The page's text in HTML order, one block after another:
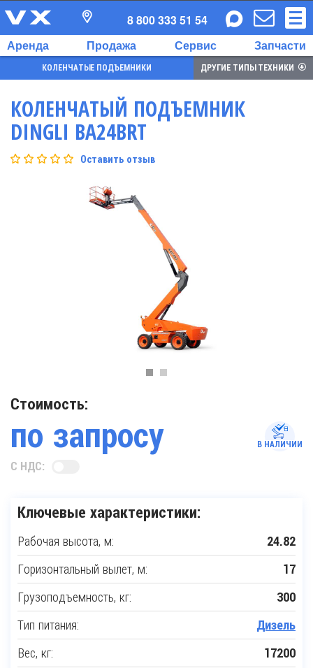
Аренда Продажа Сервис Запчасти
8 800 333 51 54
КОЛЕНЧАТЫЕ ПОДЪЕМНИКИ ДРУГИЕ ТИПЫ ТЕХНИКИ
КОЛЕНЧАТЫЙ ПОДЪЕМНИК
DINGLI BA24BRT
Оставить отзыв
Ключевые характеристики:
Рабочая высота, м: 24.82
Горизонтальный вылет, м: 17
Грузоподъемность, кг: 300
Тип питания: Дизель
Вес, кг: 17200
Стоимость:
по запросу В НАЛИЧИИ
С НДС: